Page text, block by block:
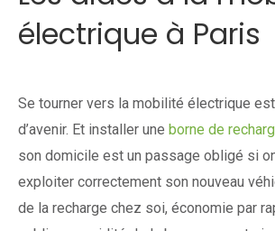
électrique à Paris
Se tourner vers la mobilité électrique
d’avenir. Et installer une borne de
son domicile est un passage obligé si
exploiter correctement son nouveau
de la recharge chez soi, économie par